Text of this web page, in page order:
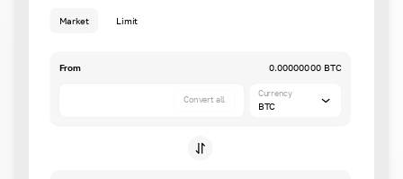
Market Limit
From 0.00000000 BTC
Convert all
Currency
BTC